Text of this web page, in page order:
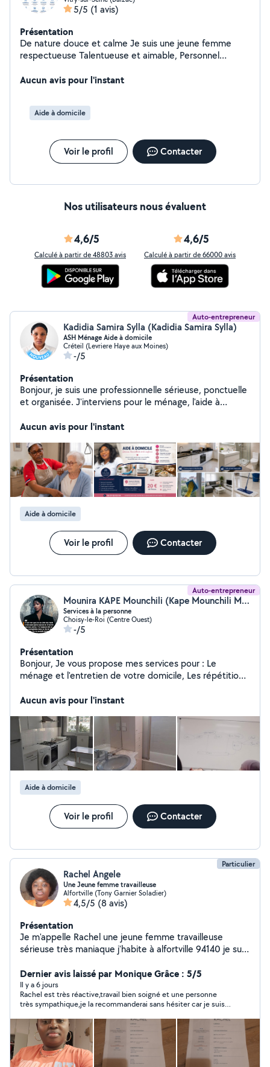
5/5 (1 avis)
Présentation
De nature douce et calme Je suis une jeune femme
respectueuse Talentueuse et aimable, Personnel
confiance Service adapté à vos besoins Disponibilité et
Aucun avis pour l'instant
Aide à domicile
Voir le profil Contacter
Nos utilisateurs nous évaluent
4,6/5
Calculé à partir de 48803 avis
4,6/5
Calculé à partir de 66000 avis
Auto-entrepreneur
Kadidia Samira Sylla (Kadidia Samira Sylla)
ASH Ménage Aide à domicile
Créteil (Levriere Haye aux Moines)
-/5
Présentation
Bonjour, je suis une professionnelle sérieuse, ponctuelle
et organisée. J'interviens pour le ménage, l'aide à
d'agent de service hospitalier (ASH). Je réalise un travail
d'hygiène. Je suis disponible en semaine et le week-end
selon vos besoins. N'hésitez pas à me contacter, je
serai ravie de vous accompagner dans vos projets
Aucun avis pour l'instant
Aide à domicile
Voir le profil Contacter
Auto-entrepreneur
Mounira KAPE Mounchili (Kape Mounchili Mounira)
Services à la personne
Choisy-le-Roi (Centre Ouest)
-/5
Présentation
Bonjour, Je vous propose mes services pour : Le
ménage et l'entretien de votre domicile, Les répétitions
linge. assistance aux personnes âgées Sérieuse,
je m'engage à fournir un travail soigné et de qualité.
N'hésitez pas à me contacter pour plus d'informations
ou pour convenir d'une intervention. À très bientôt !
Aucun avis pour l'instant
Aide à domicile
Voir le profil Contacter
Particulier
Rachel Angele
Une Jeune femme travailleuse
Alfortville (Tony Garnier Soladier)
4,5/5 (8 avis)
Présentation
Je m'appelle Rachel une jeune femme travailleuse
sérieuse très maniaque j'habite à alfortville 94140 je suis
repassage et aide à domicile n'hésitez pas à me
contacter en privé merci.
Dernier avis laissé par Monique Grâce : 5/5
Il y a 6 jours
Rachel est très réactive,travail bien soigné et une personne
très sympathique,je la recommanderai sans hésiter car je suis